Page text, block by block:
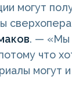
могут
. — «Мы
что